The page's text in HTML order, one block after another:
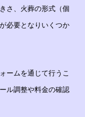
さ、火葬の形式（個
必要となりいくつか
ームを通じて行うこ
ル調整や料金の確認